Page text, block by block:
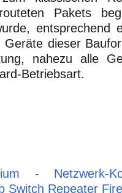
Pakets
Geräte dieser
nahezu alle
Betriebsart.
- Netzwerk-
Switch Repeater